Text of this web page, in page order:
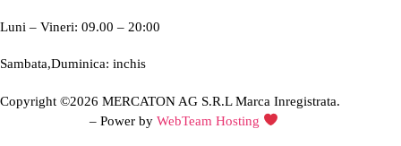
Luni – Vineri: 09.00 – 20:00
Sambata,Duminica: inchis
Copyright ©2026 MERCATON AG S.R.L Marca Inregistrata.
– Power by WebTeam Hosting